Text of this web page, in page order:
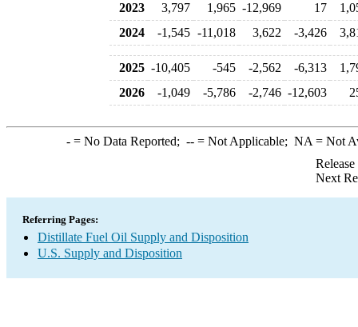
2023
3,797 1,965 -12,969 17
2024
-1,545 -11,018 3,622 -3,426
2025 -10,405 -545 -2,562 -6,313
2026
-1,049 -5,786 -2,746 -12,603
-= No Data Reported; --= Not Applicable; NA = Not
Next
Referring Pages:
Distillate Fuel Oil Supply and Disposition
U.S. Supply and Disposition